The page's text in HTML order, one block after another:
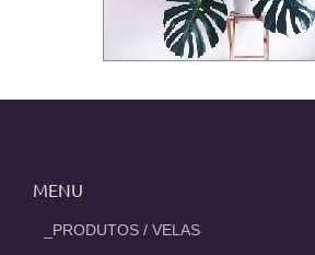
MENU
_PRODUTOS / VELAS